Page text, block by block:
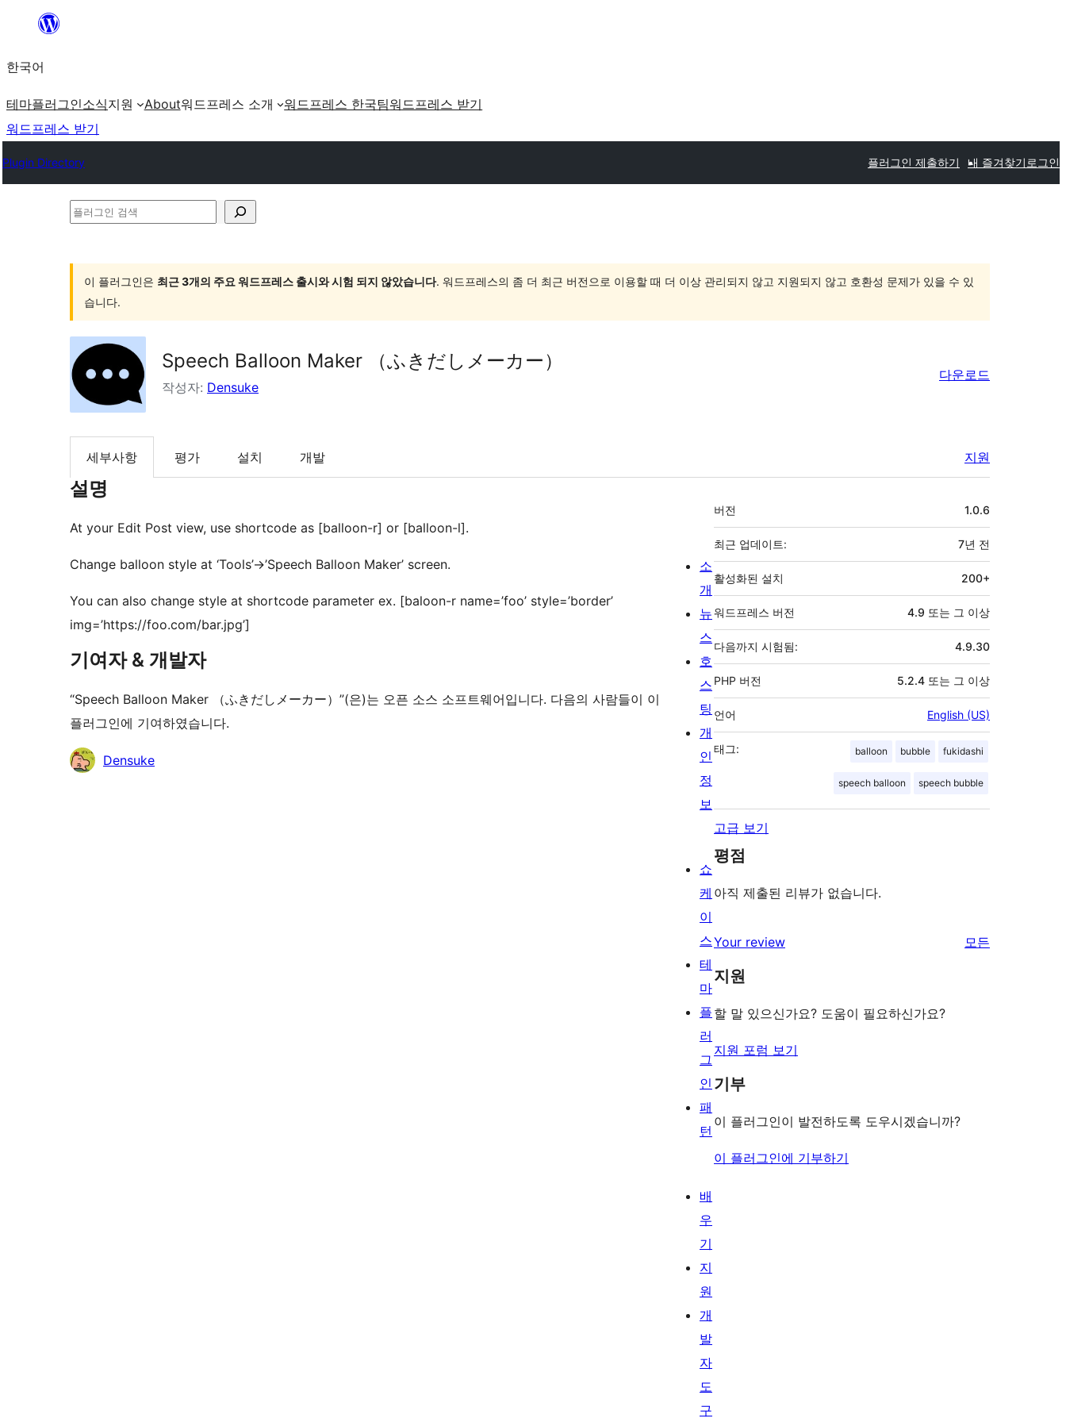
츠
로
로
가
한국어
테마플러그인소식지원 About워드프레스 소개 워드프레스 한국팀워드프레스 받기
워드프레스 받기
Plugin Directory 플러그인 제출하기 내 즐겨찾기 로그인
플
이 플러그인은 최근 3개의 주요 워드프레스 출시와 시험 되지 않았습니다. 워드프레스의 좀 더 최근 버전으로 이용할 때 더 이상 관리되지 않고 지원되지 않고 호환성 문제가 있을 수 있
습니다.
Speech Balloon Maker （ふきだしメーカー）
작성자: Densuke
다운로드
세부사항 평가 설치 개발 지원
설명
At your Edit Post view, use shortcode as [balloon-r] or [balloon-l].
Change balloon style at ‘Tools’->’Speech Balloon Maker’ screen.
You can also change style at shortcode parameter ex. [baloon-r name=’foo’ style=’border’
img=’https://foo.com/bar.jpg’]
기여자 & 개발자
“Speech Balloon Maker （ふきだしメーカー）”(은)는 오픈 소스 소프트웨어입니다. 다음의 사람들이 이
플러그인에 기여하였습니다.
기
Densuke
기
초
버전 1.0.6
최근 업데이트: 7년 전
활성화된 설치 200+
워드프레스 버전 4.9 또는 그 이상
다음까지 시험됨: 4.9.30
PHP 버전 5.2.4 또는 그 이상
언어 English (US)
태그: balloon bubble fukidashi
speech balloon speech bubble
고급 보기
평점
아직 제출된 리뷰가 없습니다.
Your review 모든
지원
할 말 있으신가요? 도움이 필요하신가요?
지원 포럼 보기
기부
이 플러그인이 발전하도록 도우시겠습니까?
이 플러그인에 기부하기
소
개
뉴
스
호
스
팅
개
인
정
보
쇼
케
이
스
테
마
플
러
그
인
패
턴
배
우
기
지
원
개
발
자
도
구